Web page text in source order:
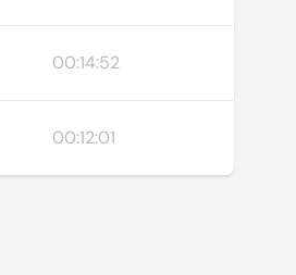
00:14:52
00:12:01